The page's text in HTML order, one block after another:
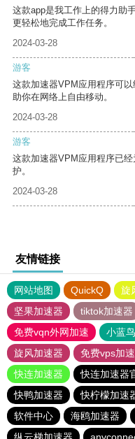
这款app是我工作上的得力助
更轻松地完成工作任务。
2024-03-28
游客
这款加速器VPM应用程序可
助你在网络上自由移动。
2024-03-28
游客
这款加速器VPM应用程序已
护。
2024-03-28
友情链接
网站地图 QuickQ 旋
坚果加速器
tiktok加速器
免费vqn外网加速
小蓝鸟
旋风加速器
免费vps加
快连加速器
快连加速器
快鸭加速器
快柠檬加速
软件中心
海鸥加速器